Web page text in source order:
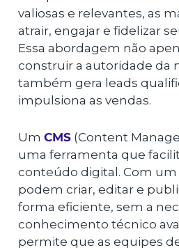
valiosas e relevantes, as
atrair, engajar e fidelizar
Essa abordagem não
construir a autoridade da
também gera leads
impulsiona as vendas.
Um CMS (Content
uma ferramenta que
conteúdo digital. Com um
podem criar, editar e
forma eficiente, sem a
conhecimento técnico
permite que as equipes